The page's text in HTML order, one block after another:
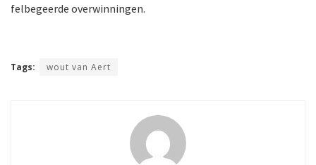
felbegeerde overwinningen.
Tags: wout van Aert